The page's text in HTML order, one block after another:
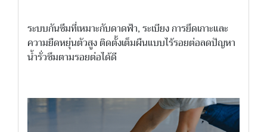
ระบบกันซึมที่เหมาะกับดาดฟ้า, ระเบียง การยึดเกาะและ
ความยืดหยุ่นตัวสูง ติดตั้งเต็มผืนแบบไร้รอยต่อลดปัญหา
น้ำรั่วซึมตามรอยต่อได้ดี